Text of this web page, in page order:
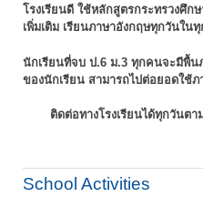
โรงเรียนดี ใช้หลักสูตรกระทรวงศึก
เพิ่มเติม เรียนภาษาอังกฤษทุกวันใน
นักเรียนที่จบ ป.6 ม.3 ทุกคนจะมีพื้น
ของนักเรียน สามารถไปต่อยอดใช้
ติดต่อทางโรงเรียนได้ทุกวันตา
School Activities